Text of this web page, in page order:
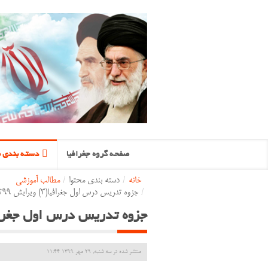
صفحه گروه جغرافیا دسته بندی
خانه / دسته بندی محتوا / مطالب آموزشی
/ جزوه تدریس درس اول جغرافیا(3) ویرایش 1399
جزوه تدریس درس اول جغرافیا(3)
منتشر شده در سه شنبه, 29 مهر 1399 11:44